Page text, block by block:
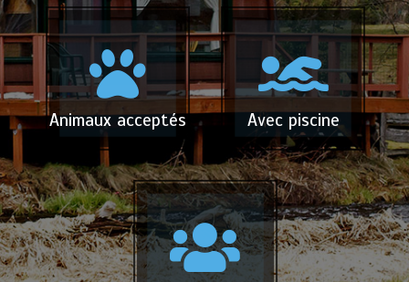
Animaux acceptés Avec piscine